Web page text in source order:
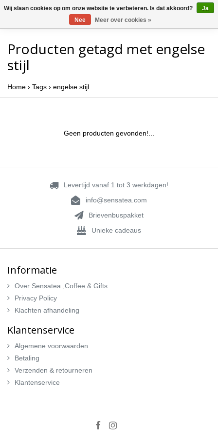
Producten getagd met engelse
stijl
Home › Tags › engelse stijl
Geen producten gevonden!...
Levertijd vanaf 1 tot 3 werkdagen!
info@sensatea.com
Brievenbuspakket
Unieke cadeaus
Informatie
Over Sensatea ,Coffee & Gifts
Privacy Policy
Klachten afhandeling
Klantenservice
Algemene voorwaarden
Betaling
Verzenden & retourneren
Klantenservice
Wij slaan cookies op om onze website te verbeteren. Is dat akkoord?
Ja
Nee
Meer over cookies »